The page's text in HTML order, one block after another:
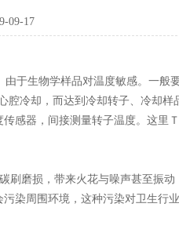
09-17
于生物学样品对温度敏感。一般
冷却，而达到冷却转子、冷却样
感器，间接测量转子温度。这里Ｔ
刷磨损，带来火花与噪声甚至振
染周围环境，这种污染对卫生行业